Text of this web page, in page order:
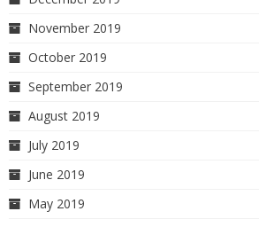
November 2019
October 2019
September 2019
August 2019
July 2019
June 2019
May 2019